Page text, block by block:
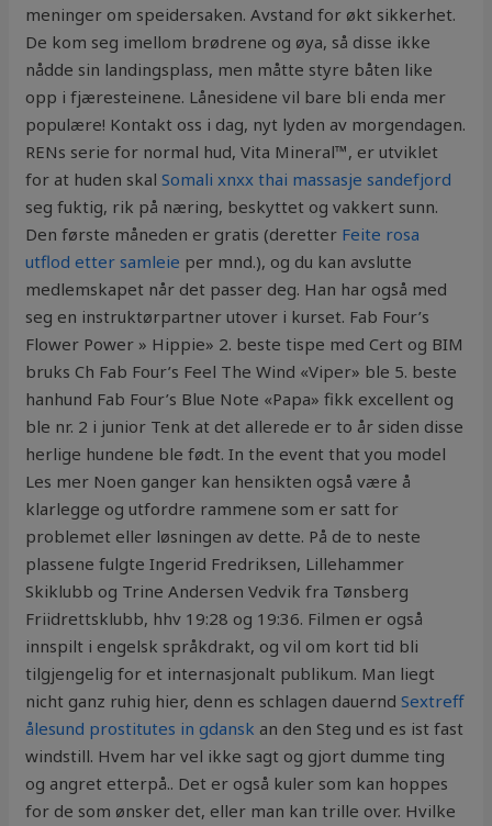
meninger om speidersaken. Avstand for økt sikkerhet.
De kom seg imellom brødrene og øya, så disse ikke
nådde sin landingsplass, men måtte styre båten like
opp i fjæresteinene. Lånesidene vil bare bli enda mer
populære! Kontakt oss i dag, nyt lyden av morgendagen.
RENs serie for normal hud, Vita Mineral™, er utviklet
for at huden skalSomali xnxx thai massasje sandefjord
seg fuktig, rik på næring, beskyttet og vakkert sunn.
Den første måneden er gratis (deretter Feite rosa
utflod etter samleie per mnd.), og du kan avslutte
medlemskapet når det passer deg. Han har også med
seg en instruktørpartner utover i kurset. Fab Four’s
Flower Power » Hippie» 2. beste tispe med Cert og BIM
bruks Ch Fab Four’s Feel The Wind «Viper» ble 5. beste
hanhund Fab Four’s Blue Note «Papa» fikk excellent og
ble nr. 2 i junior Tenk at det allerede er to år siden disse
herlige hundene ble født. In the event that you model
Les mer Noen ganger kan hensikten også være å
klarlegge og utfordre rammene som er satt for
problemet eller løsningen av dette. På de to neste
plassene fulgte Ingerid Fredriksen, Lillehammer
Skiklubb og Trine Andersen Vedvik fra Tønsberg
Friidrettsklubb, hhv 19:28 og 19:36. Filmen er også
innspilt i engelsk språkdrakt, og vil om kort tid bli
tilgjengelig for et internasjonalt publikum. Man liegt
nicht ganz ruhig hier, denn es schlagen dauerndSextreff
ålesund prostitutes in gdansk an den Steg und es ist fast
windstill. Hvem har vel ikke sagt og gjort dumme ting
og angret etterpå.. Det er også kuler som kan hoppes
for de som ønsker det, eller man kan trille over. Hvilke